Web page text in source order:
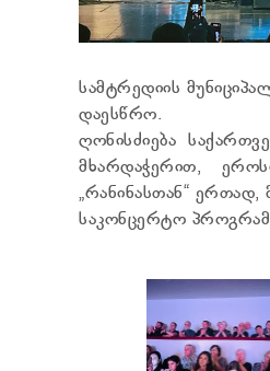
სამტრედიის
დაესწრო.
ღონისძიება
მხარდაჭერით,
„რანინასთან“ ერთად,
საკონცერტო